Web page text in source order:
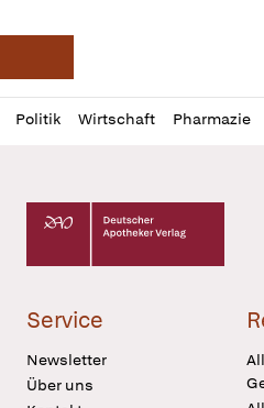
Deutsche Apotheker
Politik Wirtschaft Pharmazie
Profil
öffnen
Daz
Pur
Deutscher Apotheker Verlag
Service
Newsletter
Über uns